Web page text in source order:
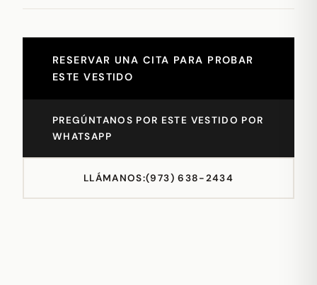
RESERVAR UNA CITA PARA PROBAR
ESTE VESTIDO
PREGÚNTANOS POR ESTE VESTIDO POR
WHATSAPP
LLÁMANOS:(973) 638-2434